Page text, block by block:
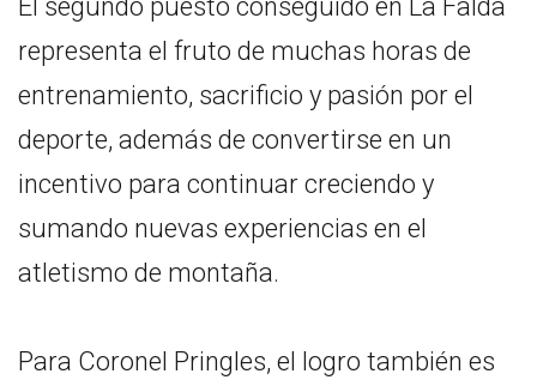
El segundo puesto conseguido en La Falda
representa el fruto de muchas horas de
entrenamiento, sacrificio y pasión por el
deporte, además de convertirse en un
incentivo para continuar creciendo y
sumando nuevas experiencias en el
atletismo de montaña.
Para Coronel Pringles, el logro también es